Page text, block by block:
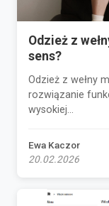
Odzież z
sens?
Odzież z wełny
rozwiązanie
wysokiej...
Ewa Kaczor
20.02.2026